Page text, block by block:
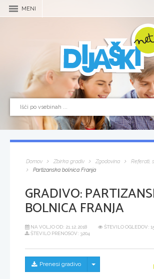
MENI
Domov Zbirka gradiv Zgodovina
Referati,
Partizanska bolnica Franja
GRADIVO:
BOLNICA FRANJA
NA VOLJO OD: 21.12.2018
ŠTEVILO OGLEDOV:
ŠTEVILO PRENOSOV: 3204
Prenesi gradivo Skrij/prikaži meni